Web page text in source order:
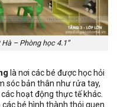
– Phòng học 4.1”
là nơi các bé được học hỏi
sóc bản thân như rửa tay,
hoạt động thực tế khác.
bé hình thành thói quen